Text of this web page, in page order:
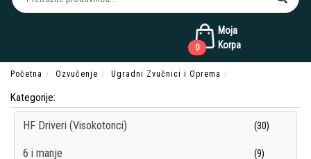
Moja
Korpa
0
Početna Ozvučenje Ugradni Zvučnici i Oprema
Kategorije:
HF Driveri (Visokotonci) (30)
6 i manje (9)